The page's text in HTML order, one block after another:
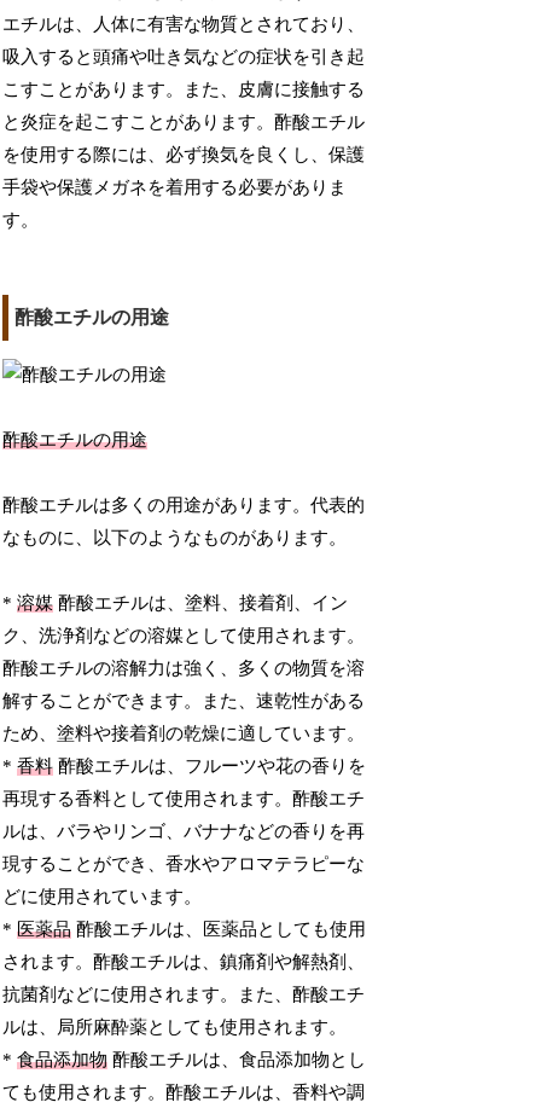
エチルは、人体に有害な物質とされており、
吸入すると頭痛や吐き気などの症状を引き起
こすことがあります。また、皮膚に接触する
と炎症を起こすことがあります。酢酸エチル
を使用する際には、必ず換気を良くし、保護
手袋や保護メガネを着用する必要がありま
す。
酢酸エチルの用途
酢酸エチルの用途
酢酸エチルは多くの用途があります。代表的
なものに、以下のようなものがあります。
*溶媒 酢酸エチルは、塗料、接着剤、イン
ク、洗浄剤などの溶媒として使用されます。
酢酸エチルの溶解力は強く、多くの物質を溶
解することができます。また、速乾性がある
ため、塗料や接着剤の乾燥に適しています。
*香料 酢酸エチルは、フルーツや花の香りを
再現する香料として使用されます。酢酸エチ
ルは、バラやリンゴ、バナナなどの香りを再
現することができ、香水やアロマテラピーな
どに使用されています。
*医薬品 酢酸エチルは、医薬品としても使用
されます。酢酸エチルは、鎮痛剤や解熱剤、
抗菌剤などに使用されます。また、酢酸エチ
ルは、局所麻酔薬としても使用されます。
*食品添加物 酢酸エチルは、食品添加物とし
ても使用されます。酢酸エチルは、香料や調